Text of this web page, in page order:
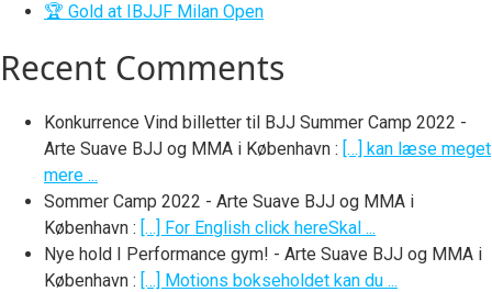
🏆 Gold at IBJJF Milan Open
Recent Comments
Konkurrence Vind billetter til BJJ Summer Camp 2022 -
Arte Suave BJJ og MMA i København : […] kan læse meget
mere ...
Sommer Camp 2022 - Arte Suave BJJ og MMA i
København : […] For English click hereSkal ...
Nye hold I Performance gym! - Arte Suave BJJ og MMA i
København : […] Motions bokseholdet kan du ...